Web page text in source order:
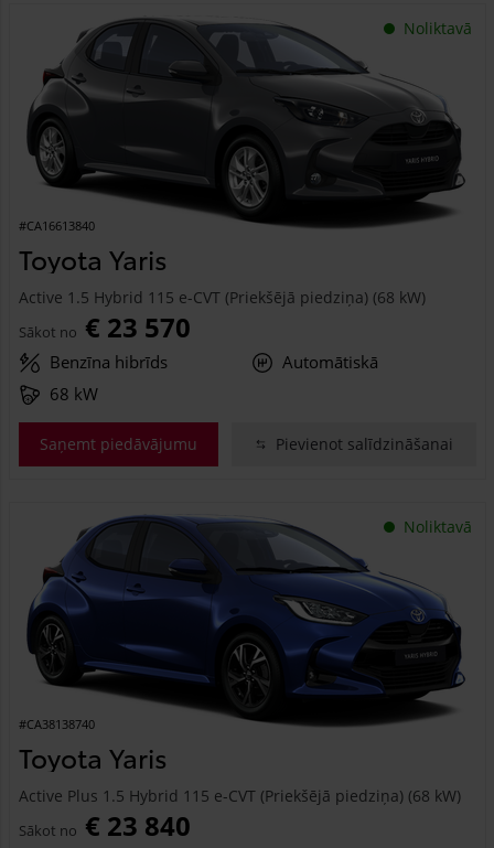
Noliktavā
#CA16613840
Toyota Yaris
Active 1.5 Hybrid 115 e-CVT (Priekšējā piedziņa) (68 kW)
Sākot no € 23 570
Benzīna hibrīds
Automātiskā
68 kW
Saņemt piedāvājumu Pievienot salīdzināšanai
Noliktavā
#CA38138740
Toyota Yaris
Active Plus 1.5 Hybrid 115 e-CVT (Priekšējā piedziņa) (68 kW)
Sākot no € 23 840